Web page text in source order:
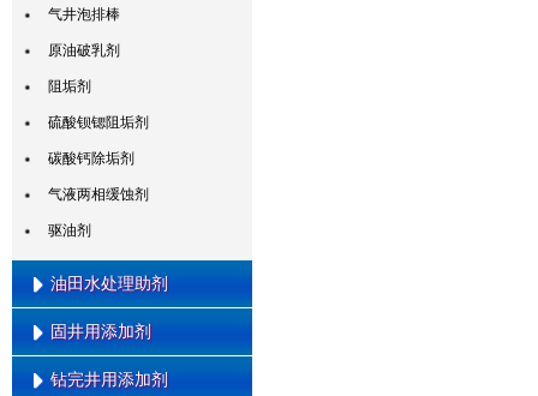
油井用破乳助排剂
压裂用抗油起泡剂
粘土稳定剂
压裂用水锁（水伤害）处理剂
压裂用低温激活剂
压裂用耐温增强剂
压裂用胶囊破胶剂
水溶型压裂用多缝转向剂
底水压裂控制剂
酸化用互溶剂
抗酸渣剂
气井泡排棒
原油破乳剂
阻垢剂
硫酸钡锶阻垢剂
碳酸钙除垢剂
气液两相缓蚀剂
驱油剂
油田水处理助剂
混凝剂
除氧剂
固井用添加剂
固井隔离剂
钻完井用添加剂